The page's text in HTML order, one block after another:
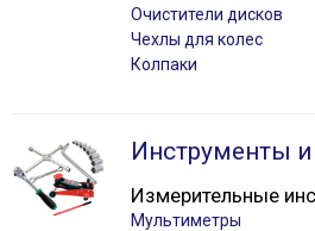
Очистители дисков
Чехлы для колес
Колпаки
Инструменты
Измерительные
Мультиметры